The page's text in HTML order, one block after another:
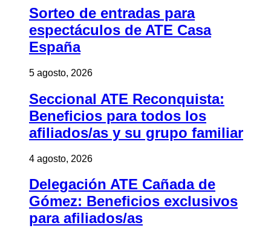
Sorteo de entradas para
espectáculos de ATE Casa
España
5 agosto, 2026
Seccional ATE Reconquista:
Beneficios para todos los
afiliados/as y su grupo familiar
4 agosto, 2026
Delegación ATE Cañada de
Gómez: Beneficios exclusivos
para afiliados/as